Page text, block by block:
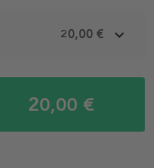
20,00 €
20,00 €